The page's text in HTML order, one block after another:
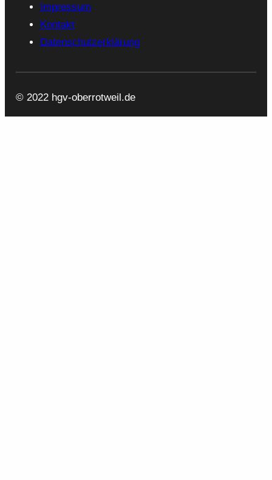
Impressum
Kontakt
Datenschutzerklärung
© 2022 hgv-oberrotweil.de